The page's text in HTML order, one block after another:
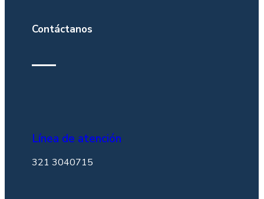
Contáctanos
Línea de atención
321 3040715